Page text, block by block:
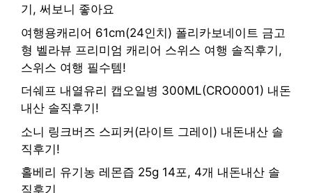
기, 써보니 좋아요
여행용캐리어 61cm(24인치) 폴리카보네이트 금고
형 벨라뷰 프리미엄 캐리어 스위스 여행 솔직후기,
스위스 여행 필수템!
더쉐프 내열유리 캡오일병 300ML(CRO0001) 내돈
내산 솔직후기!
소니 링크버즈 스피커(라이트 그레이) 내돈내산 솔
직후기!
홀베리 유기농 레몬즙 25g 14포, 4개 내돈내산 솔
직후기